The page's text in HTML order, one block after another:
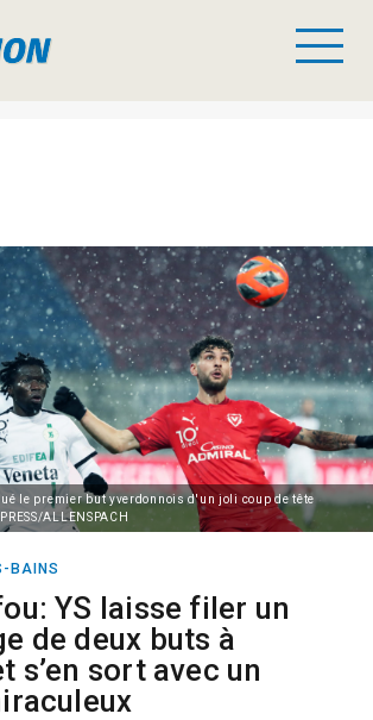
le premier but yverdonnois d'un joli coup de tête
ALLENSPACH
BAINS
YS laisse filer un
de deux buts à
s’en sort avec un